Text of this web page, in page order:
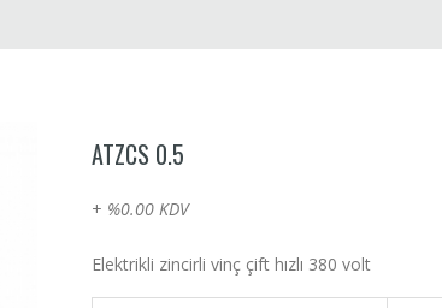
ATZCS 0.5
+ %0.00 KDV
Elektrikli zincirli vinç çift hızlı 380 volt